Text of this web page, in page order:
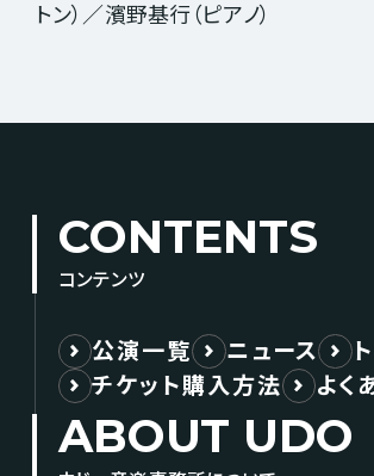
トン）／濱野基行（ピアノ）
CONTENTS
コンテンツ
公演一覧 ニュース
チケット購入方法
よく
ABOUT UDO